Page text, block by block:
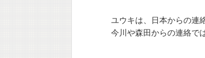
ユウキは、日本からの連
今川や森田からの連絡で